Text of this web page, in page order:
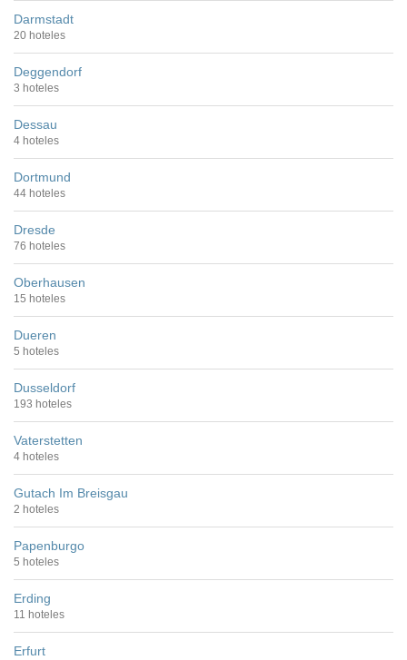
Darmstadt
20 hoteles
Deggendorf
3 hoteles
Dessau
4 hoteles
Dortmund
44 hoteles
Dresde
76 hoteles
Oberhausen
15 hoteles
Dueren
5 hoteles
Dusseldorf
193 hoteles
Vaterstetten
4 hoteles
Gutach Im Breisgau
2 hoteles
Papenburgo
5 hoteles
Erding
11 hoteles
Erfurt